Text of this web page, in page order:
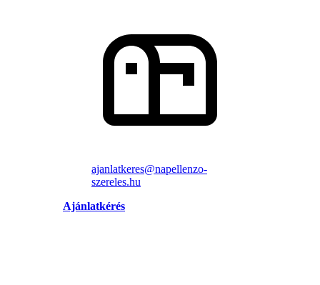
ajanlatkeres@napellenzo-
szereles.hu
Ajánlatkérés